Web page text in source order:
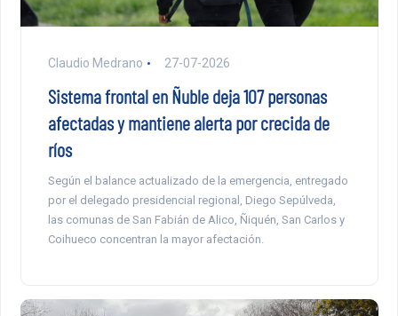
Claudio Medrano 27-07-2026
Sistema frontal en Ñuble deja 107 personas
afectadas y mantiene alerta por crecida de
ríos
Según el balance actualizado de la emergencia, entregado
por el delegado presidencial regional, Diego Sepúlveda,
las comunas de San Fabián de Alico, Ñiquén, San Carlos y
Coihueco concentran la mayor afectación.